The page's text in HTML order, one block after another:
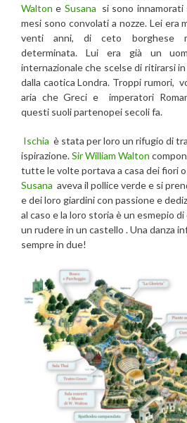
Waltone Susana si sono
mesi sono convolati a nozze. Lei era
venti anni, di ceto borghese
determinata. Lui era già un
internazionale che scelse di ritirarsi
dalla caotica Londra. Troppi rumori,
aria che Greci e imperatori
questi suoli partenopei secoli fa.
Ischia è stata per loro un rifugio di
ispirazione.Sir William Walton
tutte le volte portava a casa dei fiori
Susana aveva il pollice verde e si
e dei loro giardini con passione e
al caso e la loro storia è un esmepio
un rudere in un castello . Una danza
sempre in due!